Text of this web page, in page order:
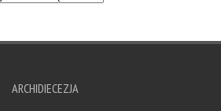
ARCHIDIECEZJA